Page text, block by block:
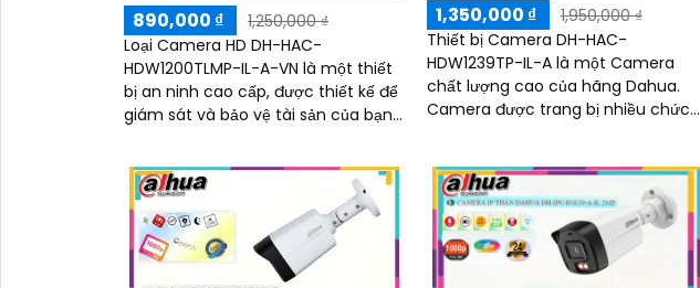
890,000 ₫
1,250,000 ₫
Loại Camera HD DH-HAC-
HDW1200TLMP-IL-A-VN là một thiết
bị an ninh cao cấp, được thiết kế để
giám sát và bảo vệ tài sản của bạn
cao, hình ảnh...
1,350,000 ₫
1,950,000 ₫
Thiết bị Camera DH-HAC-
HDW1239TP-IL-A là một Camera
chất lượng cao của hãng Dahua.
Camera được trang bị nhiều chức